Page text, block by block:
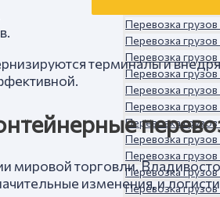
Перевозка
Перевозка
Перевозка
Перевозка
Перевозка
Перевозка
Перевозка
Перевозка
Перевозка
Перевозка
Перевозка
терминалы и
мировой торговли.
изменения, и